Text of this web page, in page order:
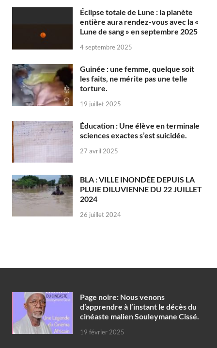
Éclipse totale de Lune : la planète
entière aura rendez-vous avec la «
Lune de sang » en septembre 2025
4 septembre 2025
Guinée : une femme, quelque soit
les faits, ne mérite pas une telle
torture.
19 juillet 2025
Éducation : Une élève en terminale
sciences exactes s’est suicidée.
27 avril 2025
BLA : VILLE INONDÉE DEPUIS LA
PLUIE DILUVIENNE DU 22 JUILLET
2024
26 juillet 2024
Page noire: Nous venons
d’apprendre à l’instant le décès du
cinéaste malien Souleymane Cissé.
19 février 2025